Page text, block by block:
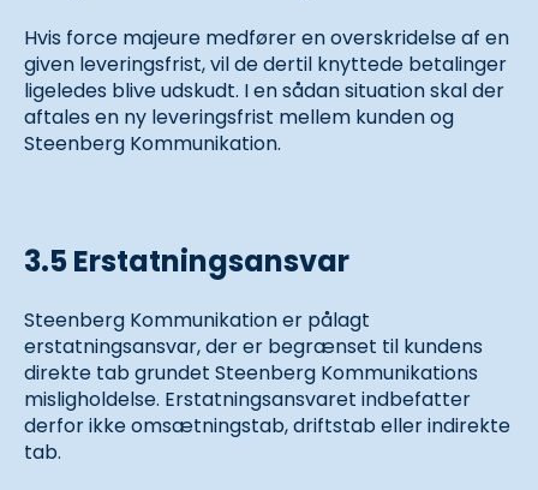
Hvis force majeure medfører en overskridelse af en
given leveringsfrist, vil de dertil knyttede betalinger
ligeledes blive udskudt. I en sådan situation skal der
aftales en ny leveringsfrist mellem kunden og
Steenberg Kommunikation.
3.5 Erstatningsansvar
Steenberg Kommunikation er pålagt
erstatningsansvar, der er begrænset til kundens
direkte tab grundet Steenberg Kommunikations
misligholdelse. Erstatningsansvaret indbefatter
derfor ikke omsætningstab, driftstab eller indirekte
tab.